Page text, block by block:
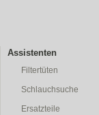
Assistenten
Filtertüten
Schlauchsuche
Ersatzteile